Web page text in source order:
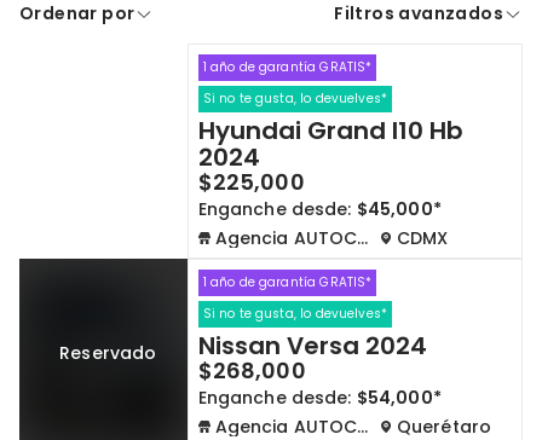
A crédito De contado
Cdmx y Edo Mex Querétaro
Borrar todo Ver autos
Ordenar por Filtros avanzados
1 año de garantía GRATIS*
Si no te gusta, lo devuelves*
Hyundai Grand I10 Hb
2024
$225,000
Enganche desde: $45,000*
Agencia AUTOCOM
CDMX
Reservado
1 año de garantía GRATIS*
Si no te gusta, lo devuelves*
Nissan Versa 2024
$268,000
Enganche desde: $54,000*
Agencia AUTOCOM
Querétaro